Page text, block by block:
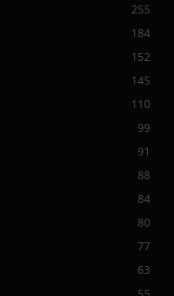
255
184
152
145
110
99
91
88
84
80
77
63